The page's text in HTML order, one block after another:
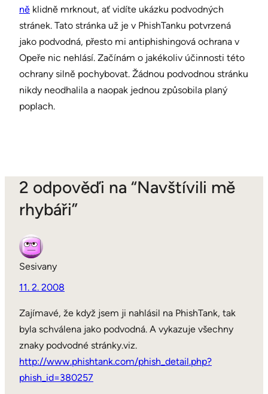
ně klidně mrknout, ať vidíte ukázku podvodných
stránek. Tato stránka už je v PhishTanku potvrzená
jako podvodná, přesto mi antiphishingová ochrana v
Opeře nic nehlásí. Začínám o jakékoliv účinnosti této
ochrany silně pochybovat. Žádnou podvodnou stránku
nikdy neodhalila a naopak jednou způsobila planý
poplach.
2 odpověďi na “Navštívili mě
rhybáři”
Sesivany
11. 2. 2008
Zajímavé, že když jsem ji nahlásil na PhishTank, tak
byla schválena jako podvodná. A vykazuje všechny
znaky podvodné stránky.viz.
http://www.phishtank.com/phish_detail.php?
phish_id=380257